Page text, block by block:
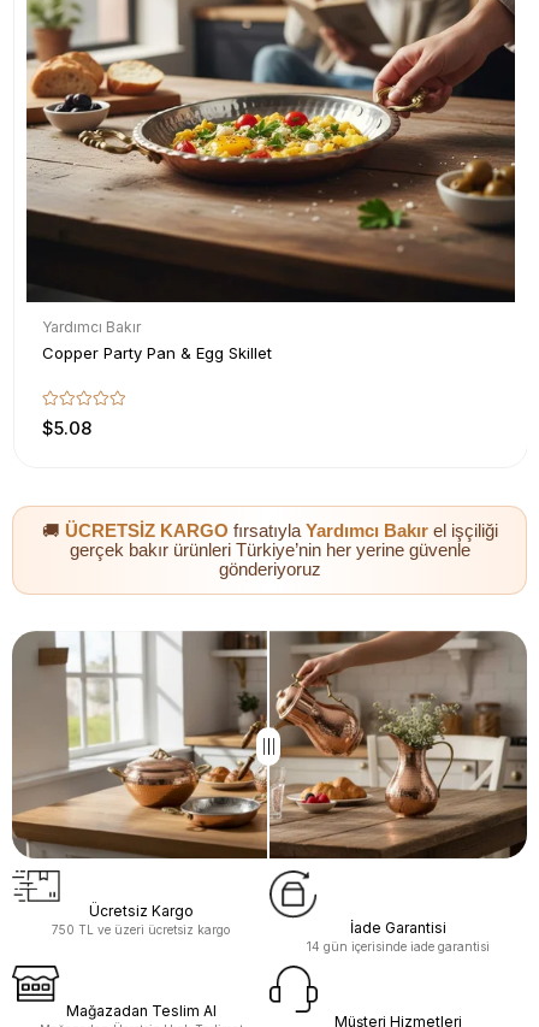
Yardımcı Bakır
Copper Party Pan & Egg Skillet
$5.08
Yardımcı Bakır
Bakır Mine İşleme Dik Sürahi
Yardımcı Bakır
Bakır Erzincan Mine İşlemeli Jumbo Çaydanlık
Yardımcı Bakır
Copper Scottish Cup
Yardımcı Bakır
Bakır 3'lü Tombik Cezve
Yardımcı Bakır
Copper Pyramid Flask
🚚 ÜCRETSİZ KARGO fırsatıyla Yardımcı Bakırel işçiliği
gerçek bakır ürünleri Türkiye’nin her yerine güvenle
gönderiyoruz
Ücretsiz Kargo
750 TL ve üzeri ücretsiz kargo İade Garantisi
14 gün içerisinde iade garantisi
Mağazadan Teslim Al
Müşteri Hizmetleri